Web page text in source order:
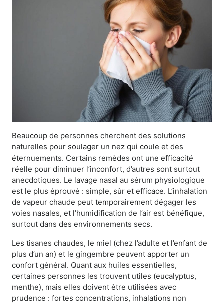
Beaucoup de personnes cherchent des solutions
naturelles pour soulager un nez qui coule et des
éternuements. Certains remèdes ont une efficacité
réelle pour diminuer l’inconfort, d’autres sont surtout
anecdotiques. Le lavage nasal au sérum physiologique
est le plus éprouvé : simple, sûr et efficace. L’inhalation
de vapeur chaude peut temporairement dégager les
voies nasales, et l’humidification de l’air est bénéfique,
surtout dans des environnements secs.
Les tisanes chaudes, le miel (chez l’adulte et l’enfant de
plus d’un an) et le gingembre peuvent apporter un
confort général. Quant aux huiles essentielles,
certaines personnes les trouvent utiles (eucalyptus,
menthe), mais elles doivent être utilisées avec
prudence : fortes concentrations, inhalations non